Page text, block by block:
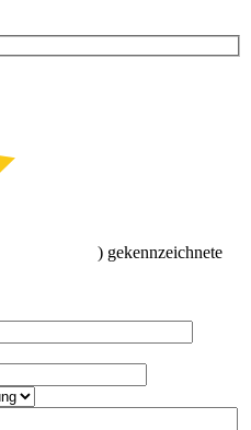
) gekennzeichnete